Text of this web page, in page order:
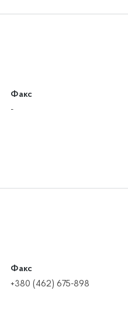
Факс
-
Факс
+380 (462) 675-898